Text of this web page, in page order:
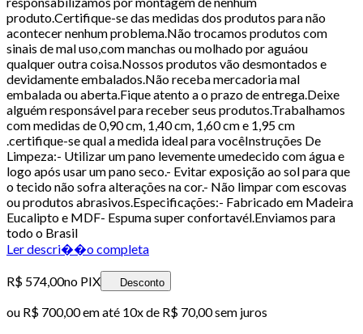
produto.Certifique-se das medidas dos produtos para não
acontecer nenhum problema.Não trocamos produtos com
sinais de mal uso,com manchas ou molhado por aguáou
qualquer outra coisa.Nossos produtos vão desmontados e
devidamente embalados.Não receba mercadoria mal
embalada ou aberta.Fique atento a o prazo de entrega.Deixe
alguém responsável para receber seus produtos.Trabalhamos
com medidas de 0,90 cm, 1,40 cm, 1,60 cm e 1,95 cm
.certifique-se qual a medida ideal para vocêInstruções De
Limpeza:- Utilizar um pano levemente umedecido com água e
logo após usar um pano seco.- Evitar exposição ao sol para que
o tecido não sofra alterações na cor.- Não limpar com escovas
ou produtos abrasivos.Especificações:- Fabricado em Madeira
Eucalipto e MDF- Espuma super confortavél.Enviamos para
todo o Brasil
Ler descri��o completa
R$ 574,00no PIX Desconto
ou R$ 700,00em até 10x de R$ 70,00 sem juros